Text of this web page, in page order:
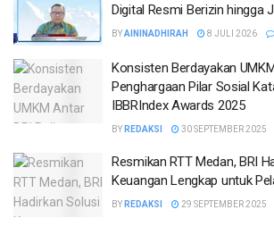
Digital Resmi Berizin hingga
BYAININADHIRAH 8 JULI 2026
Konsisten Berdayakan
Penghargaan Pilar Sosial
IBBRIndex Awards 2025
BY REDAKSI 30 SEPTEMBER 2025
Resmikan RTT Medan, BRI
Keuangan Lengkap untuk
BY REDAKSI 29 SEPTEMBER 2025